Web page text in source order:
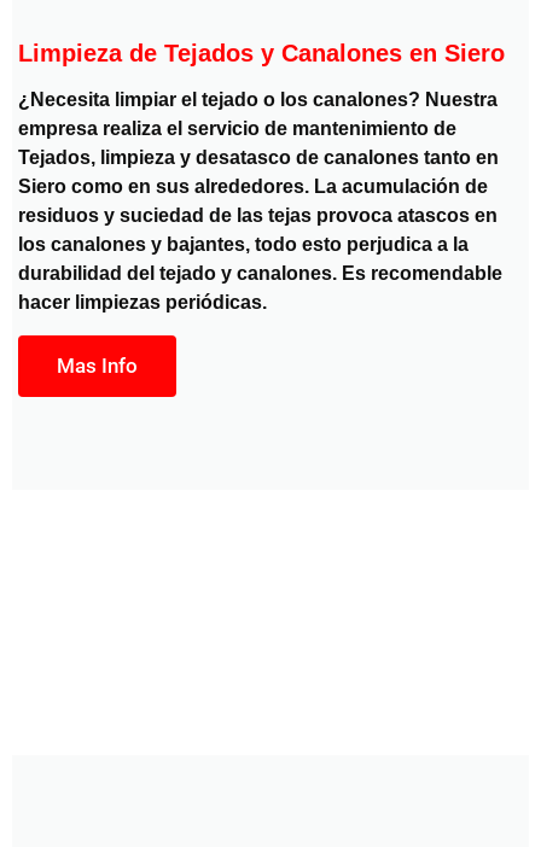
Limpieza de Tejados y Canalones en Siero
¿Necesita limpiar el tejado o los canalones? Nuestra
empresa realiza el servicio de mantenimiento de
Tejados, limpieza y desatasco de canalones tanto en
Siero como en sus alrededores. La acumulación de
residuos y suciedad de las tejas provoca atascos en
los canalones y bajantes, todo esto perjudica a la
durabilidad del tejado y canalones. Es recomendable
hacer limpiezas periódicas.
Mas Info